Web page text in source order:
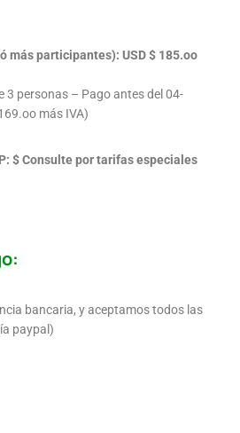
más participantes): USD $ 185.oo
3 personas – Pago antes del 04-
más IVA)
$ Consulte por tarifas especiales
bancaria, y aceptamos todos las
paypal)